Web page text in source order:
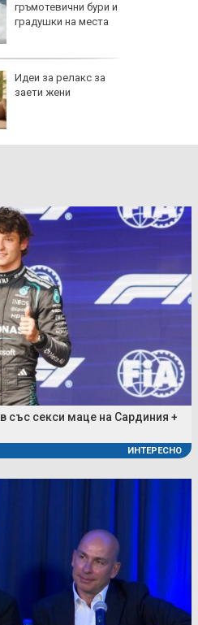
гръмотевични бури и
градушки на места
Идеи за релакс за
заети жени
със секси маце на Сардиния +
ИНТЕРЕСНО